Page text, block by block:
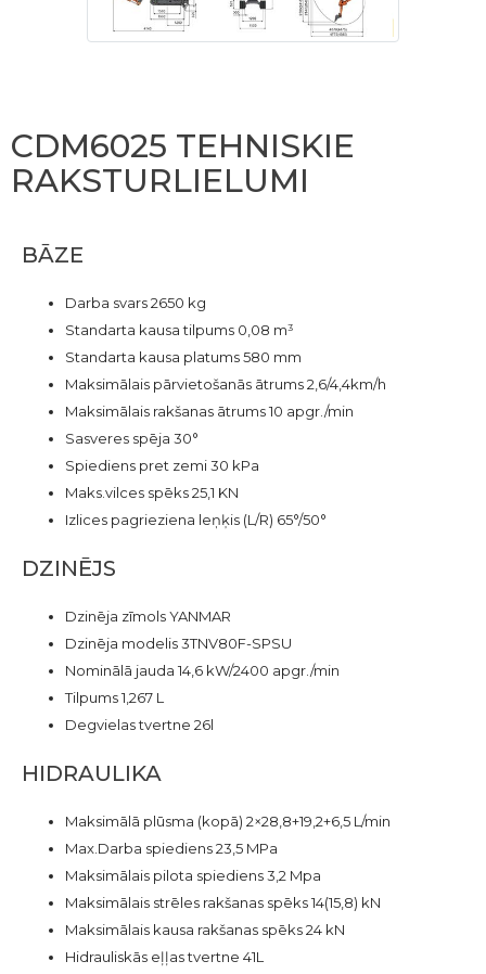
CDM6025 TEHNISKIE
RAKSTURLIELUMI
BĀZE
Darba svars 2650 kg
Standarta kausa tilpums 0,08 m³
Standarta kausa platums 580 mm
Maksimālais pārvietošanās ātrums 2,6/4,4km/h
Maksimālais rakšanas ātrums 10 apgr./min
Sasveres spēja 30°
Spiediens pret zemi 30 kPa
Maks.vilces spēks 25,1 KN
Izlices pagrieziena leņķis (L/R) 65°/50°
DZINĒJS
Dzinēja zīmols YANMAR
Dzinēja modelis 3TNV80F-SPSU
Nominālā jauda 14,6 kW/2400 apgr./min
Tilpums 1,267 L
Degvielas tvertne 26l
HIDRAULIKA
Maksimālā plūsma (kopā) 2×28,8+19,2+6,5 L/min
Max.Darba spiediens 23,5 MPa
Maksimālais pilota spiediens 3,2 Mpa
Maksimālais strēles rakšanas spēks 14(15,8) kN
Maksimālais kausa rakšanas spēks 24 kN
Hidrauliskās eļļas tvertne 41L